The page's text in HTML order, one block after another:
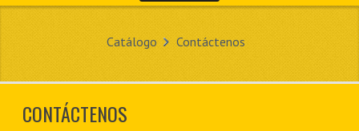
MIS DATOS
Catálogo Contáctenos
CONTÁCTENOS